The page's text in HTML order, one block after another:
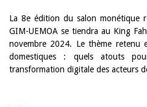
La 8e édition du salon monétique
GIM-UEMOA se tiendra au King
novembre 2024. Le thème retenu
domestiques : quels atouts
transformation digitale des acteurs